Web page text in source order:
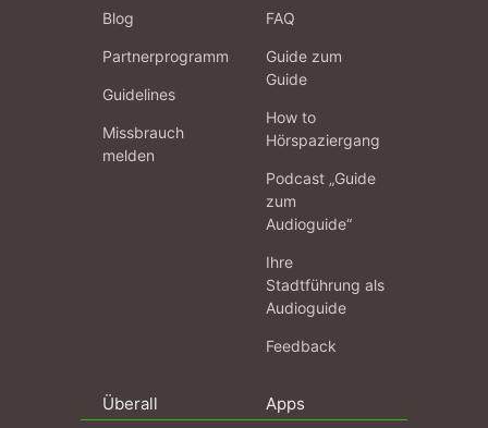
Blog
Partnerprogramm
Guidelines
Missbrauch
melden
FAQ
Guide zum
Guide
How to
Hörspaziergang
Podcast „Guide
zum
Audioguide“
Ihre
Stadtführung als
Audioguide
Feedback
Überall Apps